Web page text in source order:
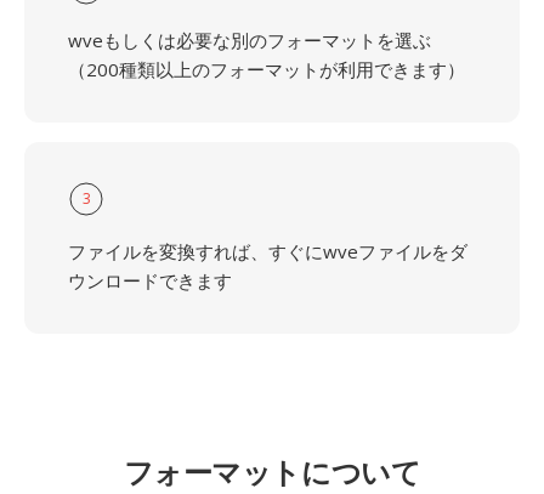
wveもしくは必要な別のフォーマットを選ぶ
（200種類以上のフォーマットが利用できます）
3
ファイルを変換すれば、すぐにwveファイルをダ
ウンロードできます
フォーマットについて